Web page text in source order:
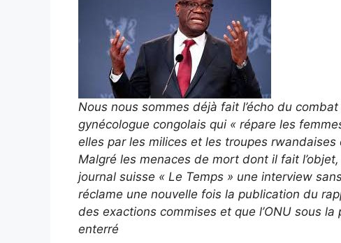
Nous nous sommes déjà fait l’écho du
gynécologue congolais qui « répare les
elles par les milices et les troupes
Malgré les menaces de mort dont il fait
journal suisse « Le Temps » une interview
réclame une nouvelle fois la publication du
des exactions commises et que l’ONU sous
enterré